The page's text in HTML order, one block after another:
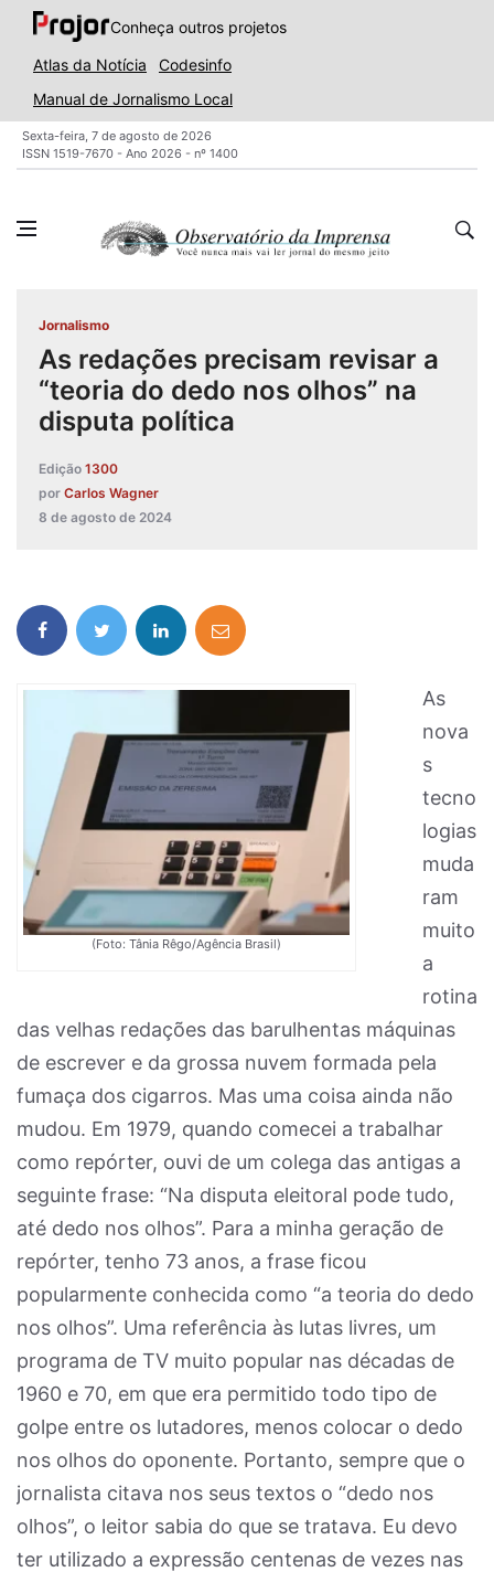
Conheça outros projetos
Atlas da Notícia
Codesinfo
Manual de Jornalismo Local
Sexta-feira, 7 de agosto de 2026
ISSN 1519-7670 - Ano 2026 - nº 1400
Jornalismo
As redações precisam revisar a
“teoria do dedo nos olhos” na
disputa política
Edição 1300
por Carlos Wagner
8 de agosto de 2024
(Foto: Tânia Rêgo/Agência Brasil)
As
nova
s
tecno
logias
muda
ram
muito
a
rotina
das velhas redações das barulhentas máquinas
de escrever e da grossa nuvem formada pela
fumaça dos cigarros. Mas uma coisa ainda não
mudou. Em 1979, quando comecei a trabalhar
como repórter, ouvi de um colega das antigas a
seguinte frase: “Na disputa eleitoral pode tudo,
até dedo nos olhos”. Para a minha geração de
repórter, tenho 73 anos, a frase ficou
popularmente conhecida como “a teoria do dedo
nos olhos”. Uma referência às lutas livres, um
programa de TV muito popular nas décadas de
1960 e 70, em que era permitido todo tipo de
golpe entre os lutadores, menos colocar o dedo
nos olhos do oponente. Portanto, sempre que o
jornalista citava nos seus textos o “dedo nos
olhos”, o leitor sabia do que se tratava. Eu devo
ter utilizado a expressão centenas de vezes nas